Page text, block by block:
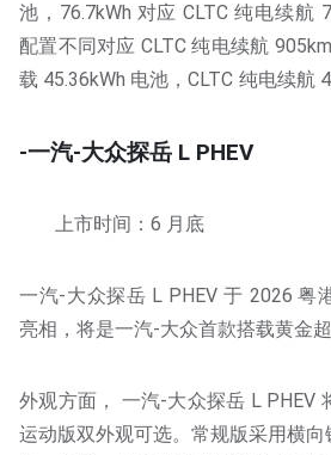
池，76.7kWh 对应 CLTC 纯电续航
配置不同对应 CLTC 纯电续航
载 45.36kWh 电池，CLTC 纯电续航
-一汽-大众探岳 L PHEV
上市时间：6 月底
一汽-大众探岳 L PHEV 于 2026 粤
亮相，将是一汽-大众首款搭载黄金超
外观方面， 一汽-大众探岳 L PHEV
运动版双外观可选。常规版采用横